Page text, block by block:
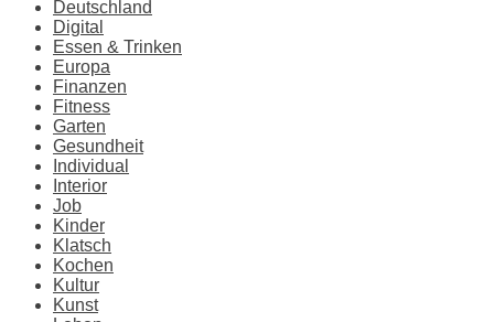
Deutschland
Digital
Essen & Trinken
Europa
Finanzen
Fitness
Garten
Gesundheit
Individual
Interior
Job
Kinder
Klatsch
Kochen
Kultur
Kunst